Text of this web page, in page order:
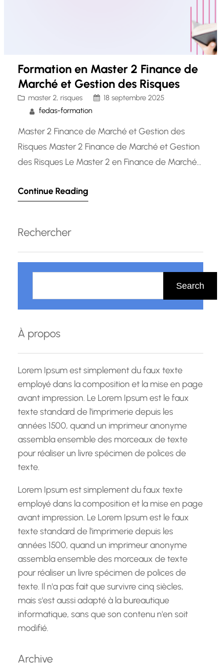
Formation en Master 2 Finance de
Marché et Gestion des Risques
master 2, risques
18 septembre 2025
fedas-formation
Master 2 Finance de Marché et Gestion des
Risques Master 2 Finance de Marché et Gestion
des Risques Le Master 2 en Finance de Marché
d’études avancé conçu pour former des
combinaison unique de connaissances
approfondies en…
Continue Reading
Rechercher
h
r
c
h
Search
À propos
Lorem Ipsum est simplement du faux texte
employé dans la composition et la mise en page
avant impression. Le Lorem Ipsum est le faux
texte standard de l'imprimerie depuis les
années 1500, quand un imprimeur anonyme
assembla ensemble des morceaux de texte
pour réaliser un livre spécimen de polices de
texte.
Lorem Ipsum est simplement du faux texte
employé dans la composition et la mise en page
avant impression. Le Lorem Ipsum est le faux
texte standard de l'imprimerie depuis les
années 1500, quand un imprimeur anonyme
assembla ensemble des morceaux de texte
pour réaliser un livre spécimen de polices de
texte. Il n'a pas fait que survivre cinq siècles,
mais s'est aussi adapté à la bureautique
informatique, sans que son contenu n'en soit
modifié.
Archive